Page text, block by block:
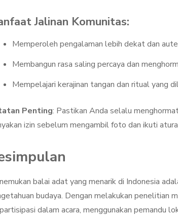
Jalinan Komunitas:
Memperoleh pengalaman lebih dekat dan
Membangun rasa saling percaya dan
Mempelajari kerajinan tangan dan ritual yang
Penting: Pastikan Anda selalu
izin sebelum mengambil foto dan ikuti
balai adat yang menarik di Indonesia
budaya. Dengan melakukan penelitian
dalam acara, menggunakan pemandu